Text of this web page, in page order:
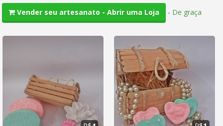
Vender seu artesanato - Abrir uma Loja - De graça